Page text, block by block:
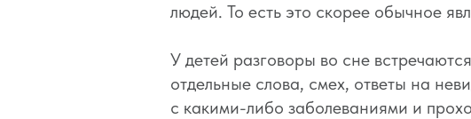
людей. То есть это скорее обычное
У детей разговоры во сне
отдельные слова, смех, ответы на
с какими-либо заболеваниями и